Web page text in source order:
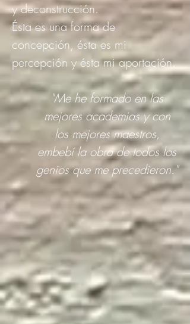
y deconstrucción.
Ésta es una forma de
concepción, ésta es mi
percepción y ésta mi aportación.
"Me he formado en las
mejores academias y con
los mejores maestros,
embebí la obra de todos los
genios que me precedieron."